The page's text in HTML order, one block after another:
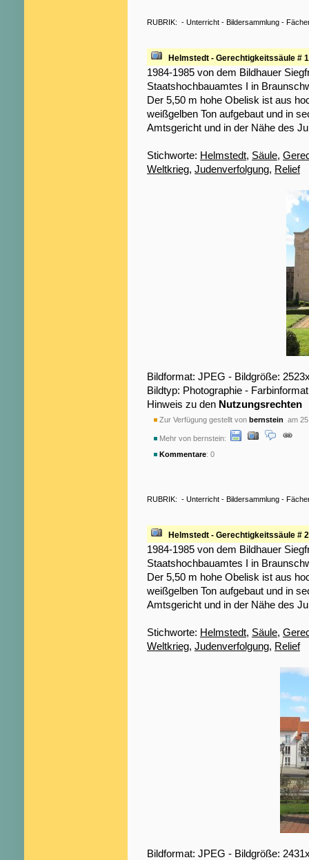
RUBRIK: - Unterricht - Bildersammlung -
Helmstedt - Gerechtigkeitssäule # 1
1984-1985 von dem Bildhauer
Staatshochbauamtes I in
Der 5,50 m hohe Obelisk ist aus
weißgelben Ton aufgebaut und in
Amtsgericht und in der Nähe des
Stichworte: Helmstedt, Säule,
Weltkrieg, Judenverfolgung, Relief
Bildformat: JPEG - Bildgröße:
Bildtyp: Photographie -
Hinweis zu den Nutzungsrechten
Zur Verfügung gestellt von bernstein am
Mehr von bernstein:
Kommentare: 0
RUBRIK: - Unterricht - Bildersammlung -
Helmstedt - Gerechtigkeitssäule # 2
1984-1985 von dem Bildhauer
Staatshochbauamtes I in
Der 5,50 m hohe Obelisk ist aus
weißgelben Ton aufgebaut und in
Amtsgericht und in der Nähe des
Stichworte: Helmstedt, Säule,
Weltkrieg, Judenverfolgung, Relief
Bildformat: JPEG - Bildgröße: